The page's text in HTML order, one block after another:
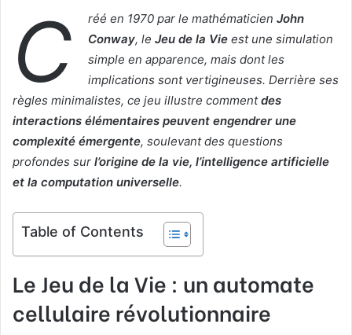
e
C réé en 1970 par le mathématicien John
Conway, le Jeu de la Vie est une simulation
simple en apparence, mais dont les
implications sont vertigineuses. Derrière ses
règles minimalistes, ce jeu illustre commentdes
interactions élémentaires peuvent engendrer une
complexité émergente, soulevant des questions
profondes sur l’origine de la vie, l’intelligence artificielle
et la computation universelle.
Table of Contents
Le Jeu de la Vie : un automate
cellulaire révolutionnaire